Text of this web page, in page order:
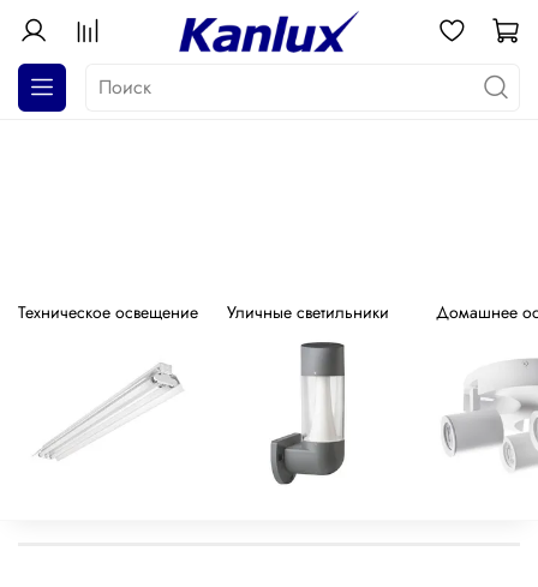
АКЦИЯ! Почти даром!
Распродажа серия GALOBA !
Техническое освещение Уличные светильники Домашнее